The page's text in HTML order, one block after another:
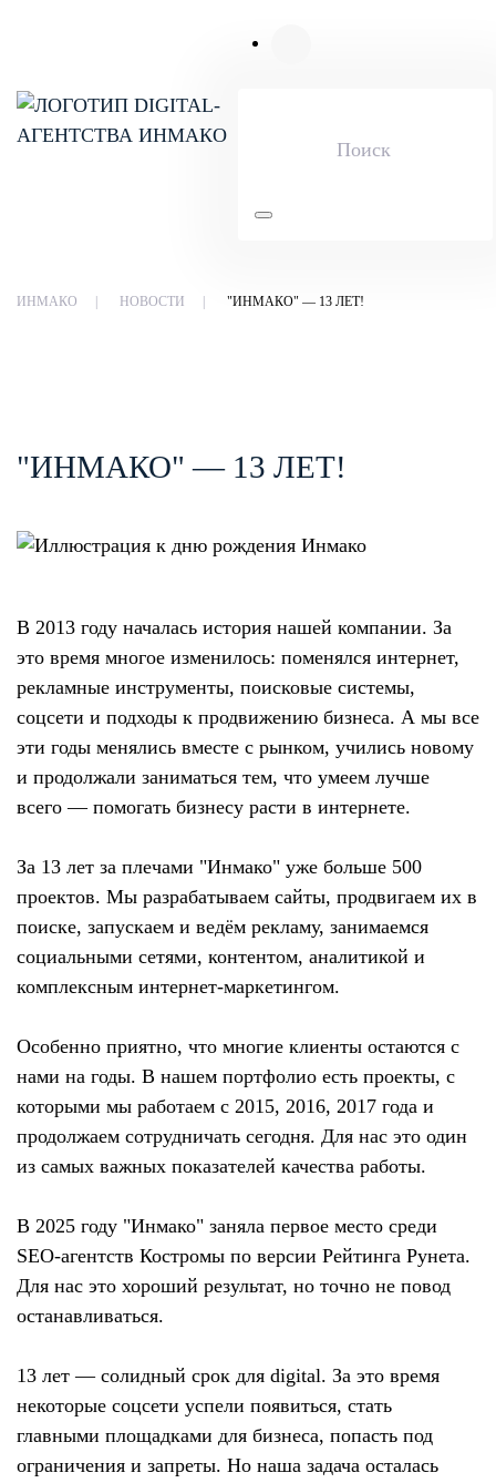
ИНМАКО НОВОСТИ "ИНМАКО" — 13 ЛЕТ!
"ИНМАКО" — 13 ЛЕТ!
В 2013 году началась история нашей компании. За
это время многое изменилось: поменялся интернет,
рекламные инструменты, поисковые системы,
соцсети и подходы к продвижению бизнеса. А мы все
эти годы менялись вместе с рынком, учились новому
и продолжали заниматься тем, что умеем лучше
всего — помогать бизнесу расти в интернете.
За 13 лет за плечами "Инмако" уже больше 500
проектов. Мы разрабатываем сайты, продвигаем их в
поиске, запускаем и ведём рекламу, занимаемся
социальными сетями, контентом, аналитикой и
комплексным интернет-маркетингом.
Особенно приятно, что многие клиенты остаются с
нами на годы. В нашем портфолио есть проекты, с
которыми мы работаем с 2015, 2016, 2017 года и
продолжаем сотрудничать сегодня. Для нас это один
из самых важных показателей качества работы.
В 2025 году "Инмако" заняла первое место среди
SEO-агентств Костромы по версии Рейтинга Рунета.
Для нас это хороший результат, но точно не повод
останавливаться.
13 лет — солидный срок для digital. За это время
некоторые соцсети успели появиться, стать
главными площадками для бизнеса, попасть под
ограничения и запреты. Но наша задача осталась